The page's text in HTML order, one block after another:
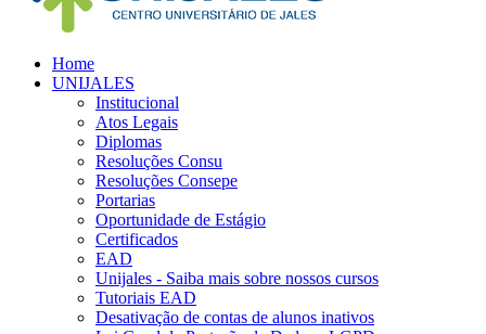
Home
UNIJALES
Institucional
Atos Legais
Diplomas
Resoluções Consu
Resoluções Consepe
Portarias
Oportunidade de Estágio
Certificados
EAD
Unijales - Saiba mais sobre nossos cursos
Tutoriais EAD
Desativação de contas de alunos inativos